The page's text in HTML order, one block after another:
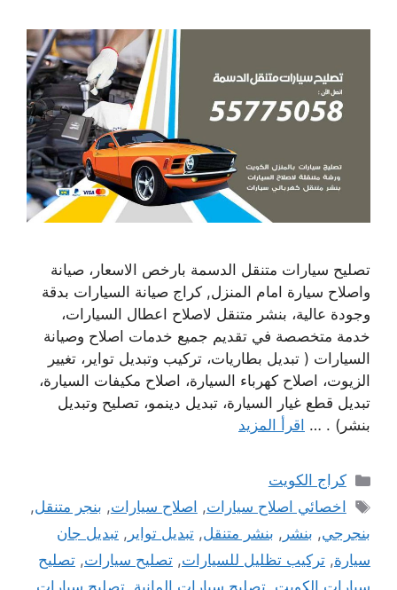
تصليح سيارات متنقل الدسمة بارخص الاسعار، صيانة
واصلاح سيارة امام المنزل, كراج صيانة السيارات بدقة
وجودة عالية، بنشر متنقل لاصلاح اعطال السيارات،
خدمة متخصصة في تقديم جميع خدمات اصلاح وصيانة
السيارات ( تبديل بطاريات، تركيب وتبديل تواير، تغيير
الزيوت، اصلاح كهرباء السيارة، اصلاح مكيفات السيارة،
تبديل قطع غيار السيارة، تبديل دينمو، تصليح وتبديل
بنشر) . … اقرأ المزيد
التصنيفات
كراج الكويت
الوسوم
اخصائي اصلاح سيارات, اصلاح سيارات, بنجر متنقل,
بنجرجي, بنشر , بنشر متنقل, تبديل تواير , تبديل جان
سيارة, تركيب تظليل للسيارات, تصليح سيارات, تصليح